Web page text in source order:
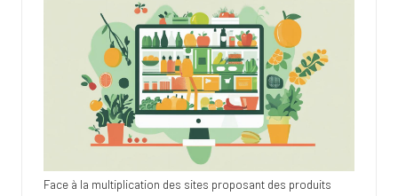
Face à la multiplication des sites proposant des produits